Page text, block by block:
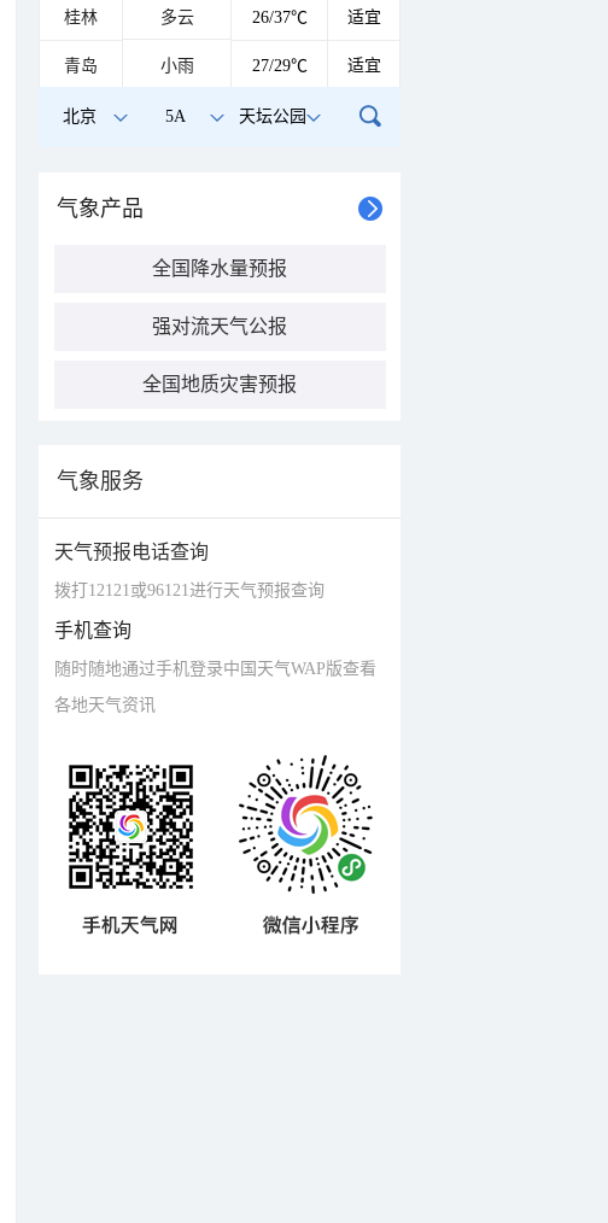
桂林 多云 26/37℃ 适宜
青岛 小雨 27/29℃ 适宜
北京 5A 天坛公园
气象产品
全国降水量预报
强对流天气公报
全国地质灾害预报
气象服务
天气预报电话查询
拨打12121或96121进行天气预报查询
手机查询
随时随地通过手机登录中国天气WAP版查看
各地天气资讯